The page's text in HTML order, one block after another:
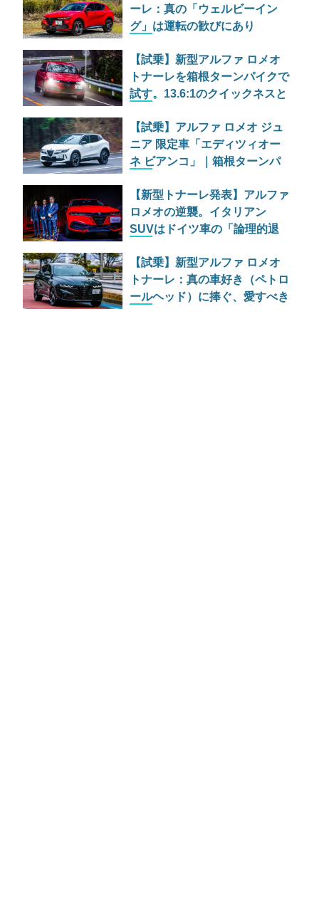
ーレ：真の「ウェルビーイン
グ」は運転の歓びにあり
【試乗】新型アルファ ロメオ
トナーレを箱根ターンパイクで
試す。13.6:1のクイックネスと
髄
【試乗】アルファ ロメオ ジュ
ニア 限定車「エディツィオー
ネ ビアンコ」｜箱根ターンパ
真価
【新型トナーレ発表】アルファ
ロメオの逆襲。イタリアン
SUVはドイツ車の「論理的退
【試乗】新型アルファ ロメオ
トナーレ：真の車好き（ペトロ
ールヘッド）に捧ぐ、愛すべき